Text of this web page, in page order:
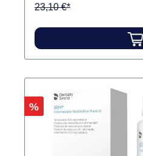
23,10 €*
Rabatt
%